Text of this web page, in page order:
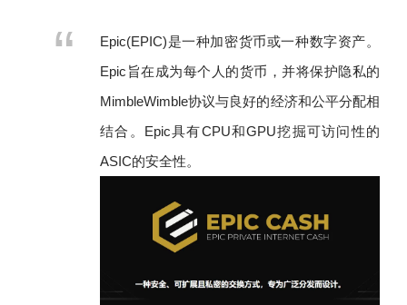
Epic(EPIC)是一种加密货币或一种数字资产。
Epic旨在成为每个人的货币，并将保护隐私的
MimbleWimble协议与良好的经济和公平分配相
结合。Epic具有CPU和GPU挖掘可访问性的
ASIC的安全性。